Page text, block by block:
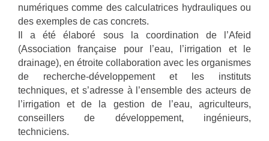
numériques comme des calculatrices hydrauliques ou
des exemples de cas concrets.
Il a été élaboré sous la coordination de l’Afeid
(Association française pour l’eau, l’irrigation et le
drainage), en étroite collaboration avec les organismes
de recherche-développement et les instituts
techniques, et s’adresse à l’ensemble des acteurs de
l’irrigation et de la gestion de l’eau, agriculteurs,
conseillers de développement, ingénieurs,
techniciens.